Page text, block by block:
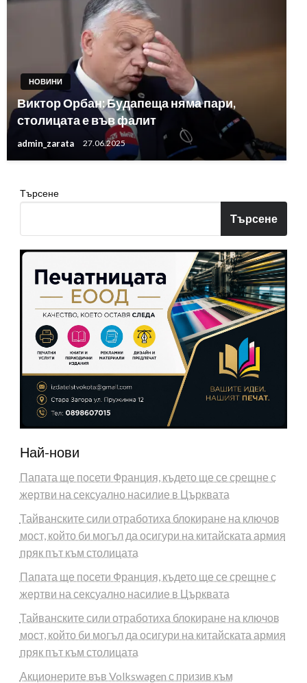
НОВИНИ
Виктор Орбан: Будапеща няма пари,
столицата е във фалит
admin_zarata 27.06.2025
Търсене
Търсене
Най-нови
Папата ще посети Франция, където ще се срещне с
жертви на сексуално насилие в Църквата
Тайванските сили отработиха блокиране на ключов
мост, който би могъл да осигури на китайската армия
пряк път към столицата
Папата ще посети Франция, където ще се срещне с
жертви на сексуално насилие в Църквата
Тайванските сили отработиха блокиране на ключов
мост, който би могъл да осигури на китайската армия
пряк път към столицата
Акционерите във Volkswagen с призив към